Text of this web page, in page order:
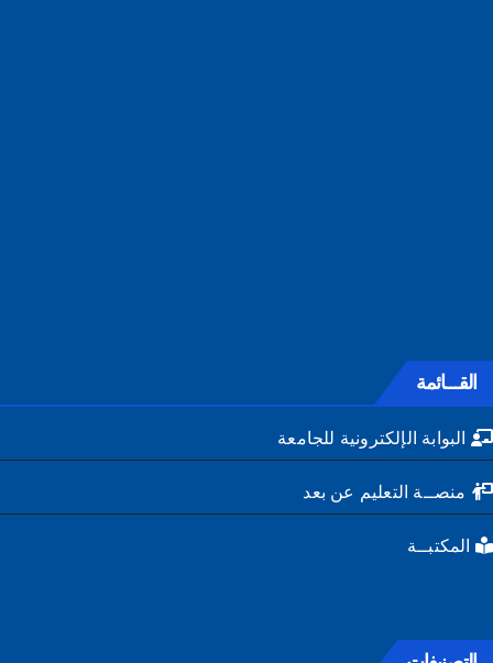
القـــائمة
البوابة الإلكترونية للجامعة
منصــة التعليم عن بعد
المكتبــة